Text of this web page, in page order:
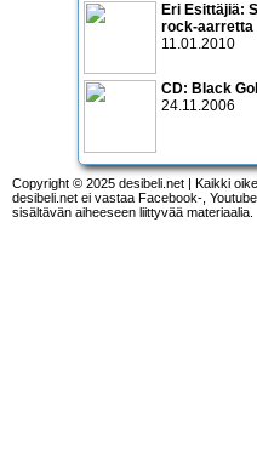
Eri Esittäjiä:
rock-aarretta
11.01.2010
CD: Black
24.11.2006
Copyright © 2025 desibeli.net | Kaikki
desibeli.net ei vastaa Facebook-,
sisältävän aiheeseen liittyvää materiaalia.